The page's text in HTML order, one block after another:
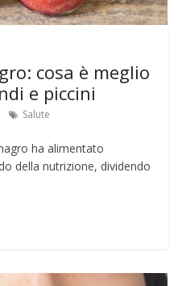
cosa è meglio
e piccini
Salute
ha alimentato
della nutrizione, dividendo